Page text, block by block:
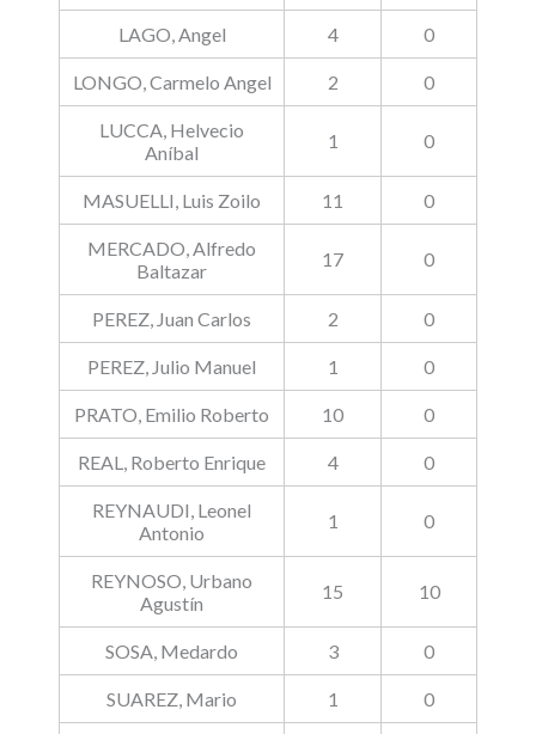
LAGO, Angel 4 0
LONGO, Carmelo Angel 2 0
LUCCA, Helvecio
Aníbal
1 0
MASUELLI, Luis Zoilo 11 0
MERCADO, Alfredo
Baltazar
17 0
PEREZ, Juan Carlos 2 0
PEREZ, Julio Manuel 1 0
PRATO, Emilio Roberto 10 0
REAL, Roberto Enrique 4 0
REYNAUDI, Leonel
Antonio
1 0
REYNOSO, Urbano
Agustín
15 10
SOSA, Medardo 3 0
SUAREZ, Mario 1 0